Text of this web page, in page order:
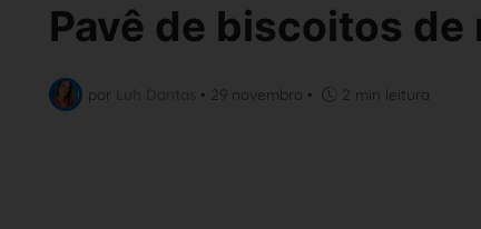
Pavê de biscoitos
por • 29 novembro • 2 min leitura